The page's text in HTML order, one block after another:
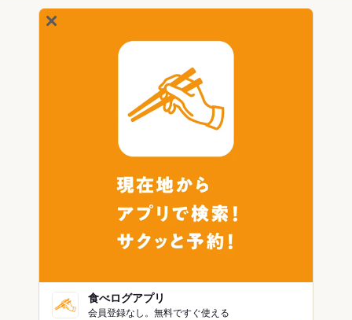
食べログアプリ
会員登録なし。無料ですぐ使える